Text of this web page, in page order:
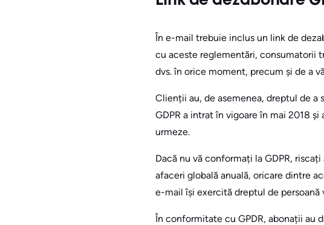
În e-mail trebuie inclus un link de
cu aceste reglementări, consumatorii
dvs. în orice moment, precum și de a
Clienții au, de asemenea, dreptul de
GDPR a intrat în vigoare în mai 2018
urmeze.
Dacă nu vă conformați la GDPR,
afaceri globală anuală, oricare dintre
e-mail își exercită dreptul de persoană
În conformitate cu GPDR, abonații au